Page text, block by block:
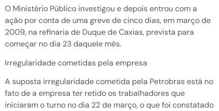
O Ministério Público investigou e depois entrou com a
ação por conta de uma greve de cinco dias, em março de
2009, na refinaria de Duque de Caxias, prevista para
começar no dia 23 daquele mês.
Irregularidade cometidas pela empresa
A suposta irregularidade cometida pela Petrobras está no
fato de a empresa ter retido os trabalhadores que
iniciaram o turno no dia 22 de março, o que foi constatado